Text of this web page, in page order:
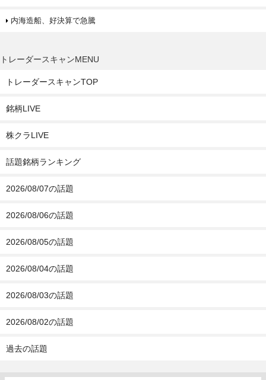
内海造船、好決算で急騰
トレーダースキャンMENU
トレーダースキャンTOP
銘柄LIVE
株クラLIVE
話題銘柄ランキング
2026/08/07の話題
2026/08/06の話題
2026/08/05の話題
2026/08/04の話題
2026/08/03の話題
2026/08/02の話題
過去の話題